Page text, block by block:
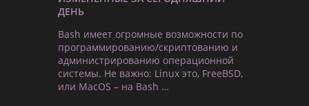
ДЕНЬ
Bash имеет огромные возможности по
программированию/скриптованию и
администрированию операционной
системы. Не важно: Linux это, FreeBSD,
или MacOS – на Bash …